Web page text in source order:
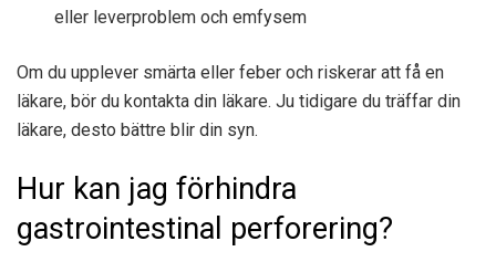
eller leverproblem och emfysem
Om du upplever smärta eller feber och riskerar att få en
läkare, bör du kontakta din läkare. Ju tidigare du träffar din
läkare, desto bättre blir din syn.
Hur kan jag förhindra
gastrointestinal perforering?